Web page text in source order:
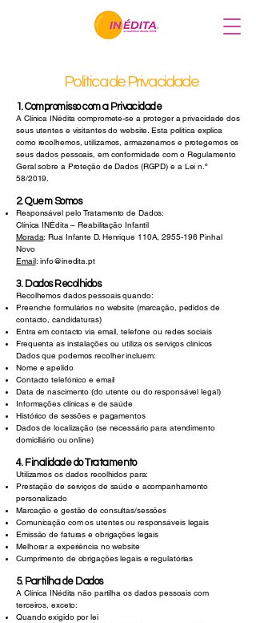
Politica de Privacidade
1. Compromisso com a Privacidade
A Clínica INédita compromete-se a proteger a privacidade dos
seus utentes e visitantes do website. Esta política explica
como recolhemos, utilizamos, armazenamos e protegemos os
seus dados pessoais, em conformidade com o Regulamento
Geral sobre a Proteção de Dados (RGPD) e a Lei n.º
58/2019.
2. Quem Somos
Responsável pelo Tratamento de Dados:
Clínica INÉdita – Reabilitação Infantil
Morada: Rua Infante D. Henrique 110A,2955-196Pinhal
Novo
Email: info@inedita.pt
3. Dados Recolhidos
Recolhemos dados pessoais quando:
Preenche formulários no website (marcação, pedidos de
contacto, candidaturas)
Entra em contacto via email, telefone ou redes sociais
Frequenta as instalações ou utiliza os serviços clínicos
Dados que podemos recolher incluem:
Nome e apelido
Contacto telefónico e email
Data de nascimento (do utente ou do responsável legal)
Informações clínicas e de saúde
Histórico de sessões e pagamentos
Dados de localização (se necessário para atendimento
domiciliário ou online)
4. Finalidade do Tratamento
Utilizamos os dados recolhidos para:
Prestação de serviços de saúde e acompanhamento
personalizado
Marcação e gestão de consultas/sessões
Comunicação com os utentes ou responsáveis legais
Emissão de faturas e obrigações legais
Melhorar a experiência no website
Cumprimento de obrigações legais e regulatórias
5. Partilha de Dados
A Clínica INédita não partilha os dados pessoais com
terceiros, exceto:
Quando exigido por lei